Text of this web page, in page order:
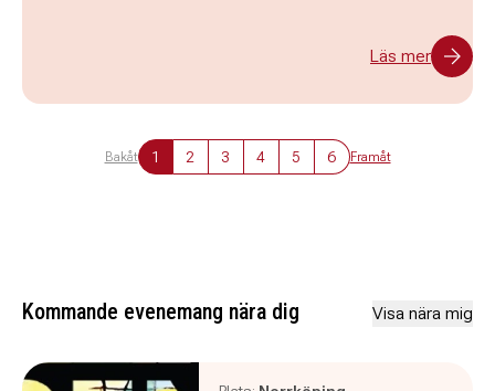
Läs mer
Bakåt 1 2 3 4 5 6 Framåt
Kommande evenemang nära dig Visa nära mig